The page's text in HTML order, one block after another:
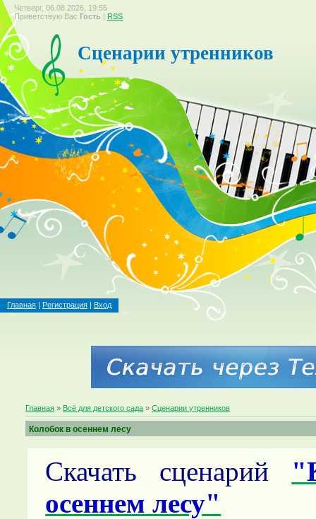
Четверг, 06.08.2026, 19:55
Приветствую Вас Гость | RSS
Сценарии утренников
Главная | Регистрация | Вход
Главная » Всё для детского сада »Сценарии утренников
Колобок в осеннем лесу
Скачать сценарий
осеннем лесу"